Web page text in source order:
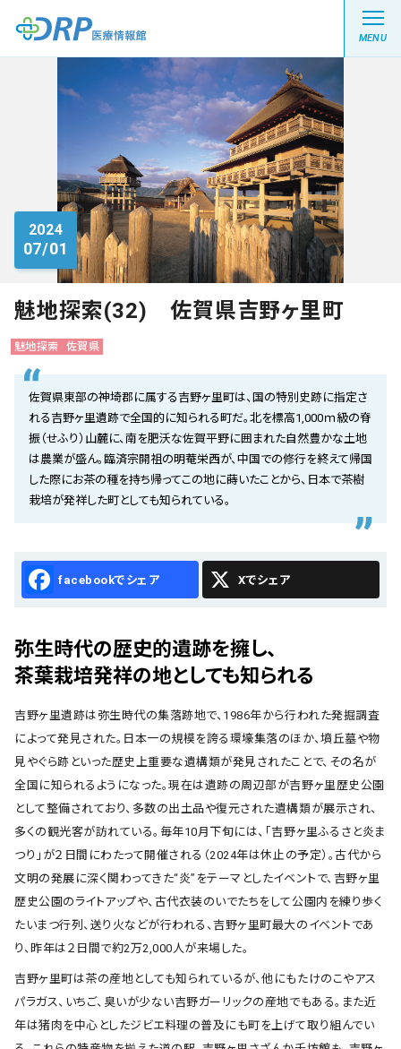
MENU
最新の注目記事
栄養健康レシピ
医療系学生記事
健康川柳
DRP医療情報館とは?
会社概要
お知らせ
お問い合わせ
2024
07/01
魅地探索(32) 佐賀県吉野ヶ里町
魅地探索 佐賀県
佐賀県東部の神埼郡に属する吉野ヶ里町は、国の特別史跡に指定さ
れる吉野ヶ里遺跡で全国的に知られる町だ。北を標高1,000ｍ級の脊
振（せふり）山麓に、南を肥沃な佐賀平野に囲まれた自然豊かな土地
は農業が盛ん。臨済宗開祖の明菴栄西が、中国での修行を終えて帰国
した際にお茶の種を持ち帰ってこの地に蒔いたことから、日本で茶樹
栽培が発祥した町としても知られている。
Facebook X
弥生時代の歴史的遺跡を擁し、
茶葉栽培発祥の地としても知られる
吉野ヶ里遺跡は弥生時代の集落跡地で、1986年から行われた発掘調査
によって発見された。日本一の規模を誇る環壕集落のほか、墳丘墓や物
見やぐら跡といった歴史上重要な遺構類が発見されたことで、その名が
全国に知られるようになった。現在は遺跡の周辺部が吉野ヶ里歴史公園
として整備されており、多数の出土品や復元された遺構類が展示され、
多くの観光客が訪れている。毎年10月下旬には、「吉野ヶ里ふるさと炎ま
つり」が２日間にわたって開催される（2024年は休止の予定）。古代から
文明の発展に深く関わってきた“炎”をテーマとしたイベントで、吉野ヶ里
歴史公園のライトアップや、古代衣装のいでたちをして公園内を練り歩く
たいまつ行列、送り火などが行われる、吉野ヶ里町最大のイベントであ
り、昨年は２日間で約2万2,000人が来場した。
吉野ヶ里町は茶の産地としても知られているが、他にもたけのこやアス
パラガス、いちご、臭いが少ない吉野ガーリックの産地でもある。また近
年は猪肉を中心としたジビエ料理の普及にも町を上げて取り組んでい